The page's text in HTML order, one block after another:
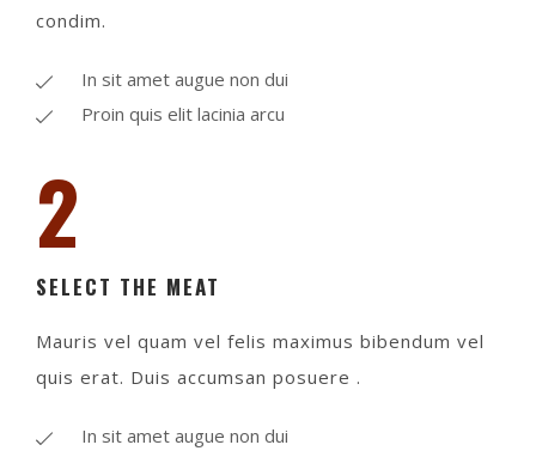
condim.
In sit amet augue non dui
Proin quis elit lacinia arcu
2
SELECT THE MEAT
Mauris vel quam vel felis maximus bibendum vel
quis erat. Duis accumsan posuere .
In sit amet augue non dui